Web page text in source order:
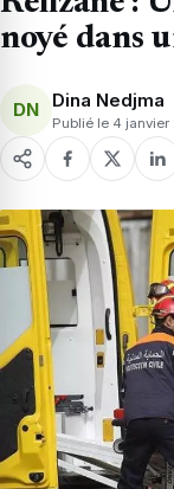
noyé dans
DN Dina Nedjma
Publié le 4 janvier